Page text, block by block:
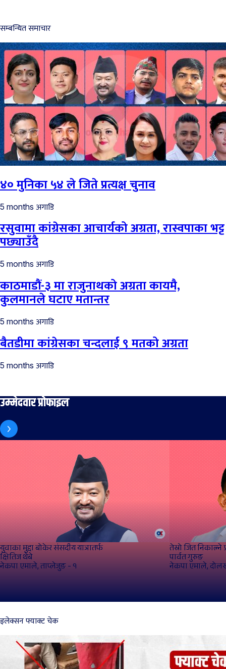
सम्बन्धित समाचार
४० मुनिका ५४ ले जिते प्रत्यक्ष चुनाव
5 months अगाडि
रसुवामा कांग्रेसका आचार्यको अग्रता, रास्वपाका भट्ट
पछ्याउँदै
5 months अगाडि
काठमाडौं-३ मा राजुनाथको अग्रता कायमै,
कुलमानले घटाए मतान्तर
5 months अगाडि
बैतडीमा कांग्रेसका चन्दलाई ९ मतको अग्रता
5 months अगाडि
उम्मेदवार प्रोफाइल
युवाका मुद्दा बोकेर संसदीय यात्रातर्फ
क्षितिज थेबे
नेकपा एमाले, ताप्लेजुङ - १
तेस्रो जित निकाल्ने
पार्वत गुरुङ
नेकपा एमाले,
इलेक्सन फ्याक्ट चेक